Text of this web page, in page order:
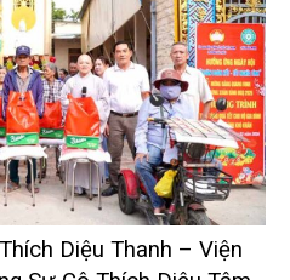
Diệu Thanh – Viện